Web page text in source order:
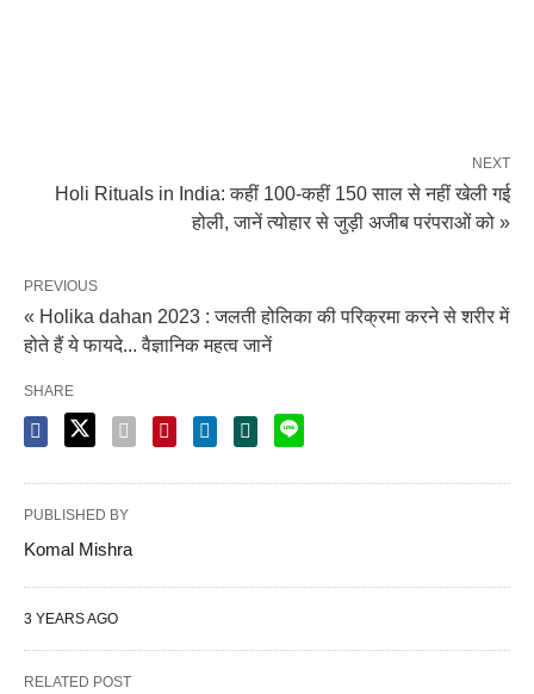
NEXT
Holi Rituals in India: कहीं 100-कहीं 150 साल से नहीं खेली गई
होली, जानें त्योहार से जुड़ी अजीब परंपराओं को »
PREVIOUS
« Holika dahan 2023 : जलती होलिका की परिक्रमा करने से शरीर में
होते हैं ये फायदे... वैज्ञानिक महत्व जानें
SHARE
PUBLISHED BY
Komal Mishra
3 YEARS AGO
RELATED POST